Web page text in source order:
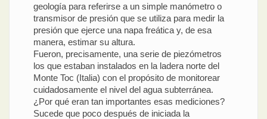
geología para referirse a un simple manómetro o
transmisor de presión que se utiliza para medir la
presión que ejerce una napa freática y, de esa
manera, estimar su altura.
Fueron, precisamente, una serie de piezómetros
los que estaban instalados en la ladera norte del
Monte Toc (Italia) con el propósito de monitorear
cuidadosamente el nivel del agua subterránea.
¿Por qué eran tan importantes esas mediciones?
Sucede que poco después de iniciada la